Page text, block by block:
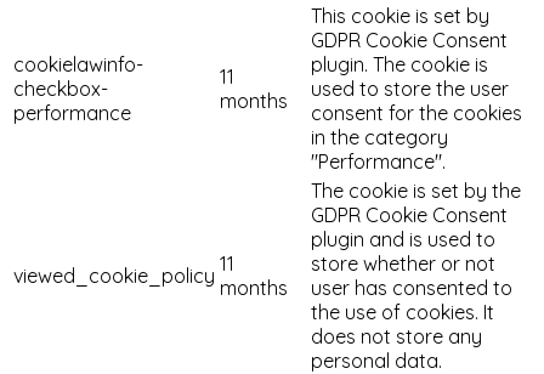
cookielawinfo-
checkbox-
performance
11
months
This cookie is set by
GDPR Cookie Consent
plugin. The cookie is
used to store the user
consent for the cookies
in the category
"Performance".
viewed_cookie_policy 11
months
The cookie is set by the
GDPR Cookie Consent
plugin and is used to
store whether or not
user has consented to
the use of cookies. It
does not store any
personal data.